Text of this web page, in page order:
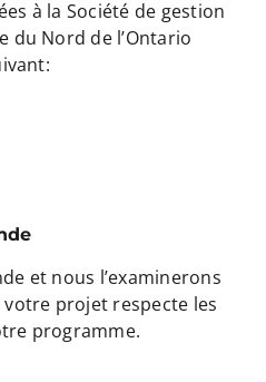
à la Société de gestion
du Nord de l’Ontario
et nous l’examinerons
projet respecte les
programme.